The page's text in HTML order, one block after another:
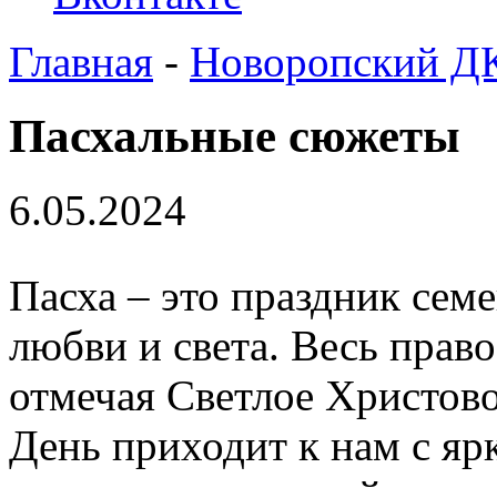
Главная - Новоропский
Пасхальные сюжеты
6.05.2024
Пасха – это праздник
любви и света. Весь
отмечая Светлое
День приходит к нам с